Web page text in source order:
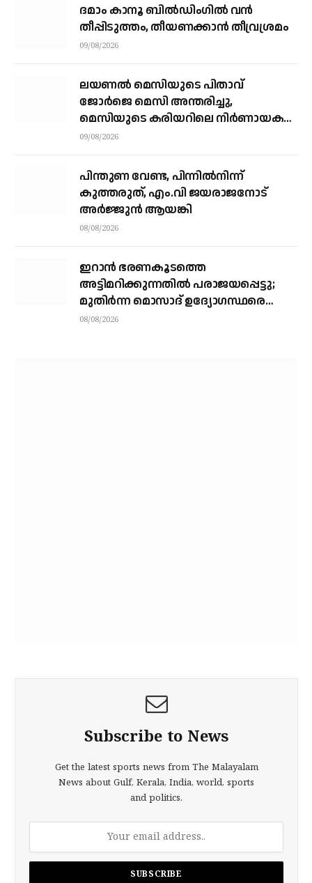
ദമാം കാനൂ ബിൽഡിംഗിൽ വൻ
തീപ്പിടുത്തം, തീയണക്കാൻ തീവ്രശ്രമം
09/08/2026
ലയണൽ മെസിയുടെ പിതാവ്
ജോർജെ മെസി അന്തരിച്ചു, ​
മെസിയുടെ കരിയറിലെ നിർണായക
ശക്തി
09/08/2026
പിന്തുണ വേണ്ട, പിന്നിൽനിന്ന്
കുത്തരുത്, എം.വി ജയരാജനോട്
അർജ്ജുൻ ആയങ്കി
08/08/2026
ഇറാന്‍ ഭരണകൂടത്തെ
അട്ടിമറിക്കുന്നതില്‍ പരാജയപ്പെട്ടു;
മുതിര്‍ന്ന മൊസാദ് ഉദ്യോഗസ്ഥരെ
പിരിച്ചുവിട്ടു
08/08/2026
Subscribe to News
Get the latest sports news from The Malayalam
News about Gulf, Kerala, India, world, sports
and politics.